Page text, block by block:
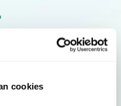
cookies
inspiratie, acties en tips